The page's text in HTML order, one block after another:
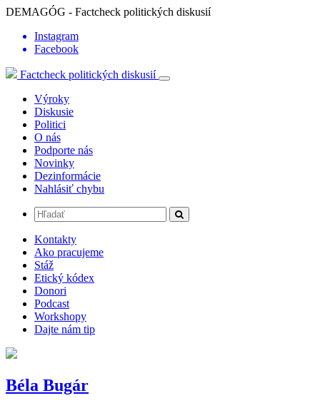
DEMAGÓG - Factcheck politických diskusií
Instagram
Facebook
Factcheck politických diskusií
Výroky
Diskusie
Politici
O nás
Podporte nás
Novinky
Dezinformácie
Nahlásiť chybu
Kontakty
Ako pracujeme
Stáž
Etický kódex
Donori
Podcast
Workshopy
Dajte nám tip
Béla Bugár